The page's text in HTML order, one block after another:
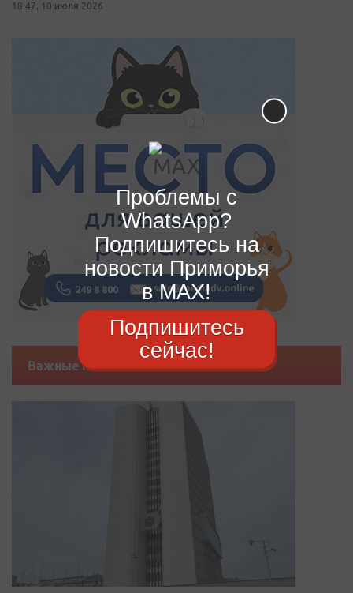
18:47, 10 июля 2026
Важные новости
Проблемы с
WhatsApp?
Подпишитесь на
новости Приморья
в MAX!
Подпишитесь
сейчас!